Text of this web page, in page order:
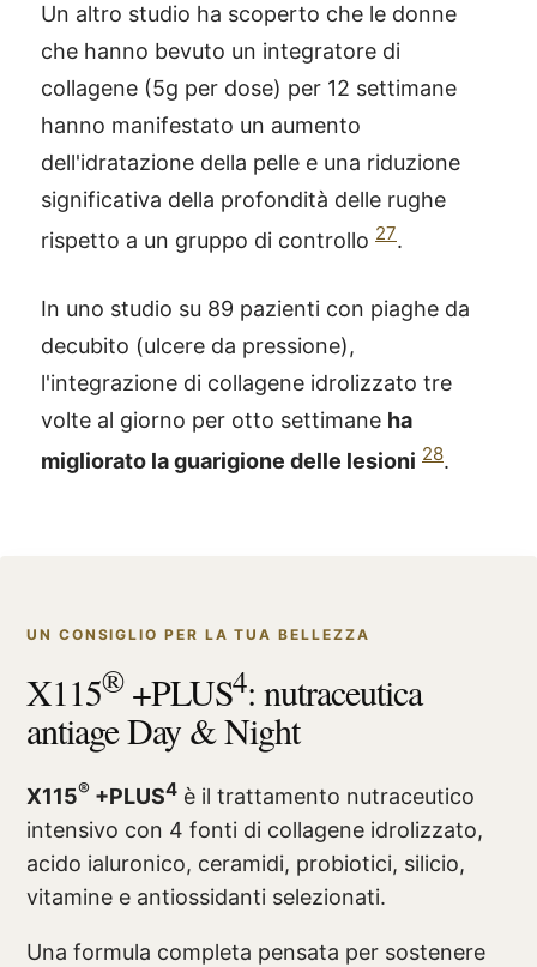
Un altro studio ha scoperto che le donne
che hanno bevuto un integratore di
collagene (5g per dose) per 12 settimane
hanno manifestato un aumento
dell'idratazione della pelle e una riduzione
significativa della profondità delle rughe
rispetto a un gruppo di controllo 27.
In uno studio su 89 pazienti con piaghe da
decubito (ulcere da pressione),
l'integrazione di collagene idrolizzato tre
volte al giorno per otto settimane ha
migliorato la guarigione delle lesioni 28.
UN CONSIGLIO PER LA TUA BELLEZZA
X115®+PLUS4: nutraceutica
antiage Day & Night
X115® +PLUS4 è il trattamento nutraceutico
intensivo con 4 fonti di collagene idrolizzato,
acido ialuronico, ceramidi, probiotici, silicio,
vitamine e antiossidanti selezionati.
Una formula completa pensata per sostenere